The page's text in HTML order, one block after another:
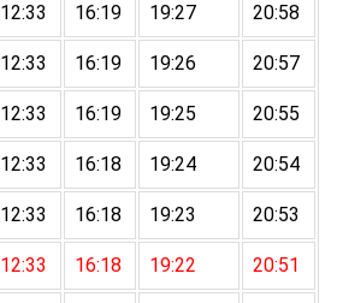
12:33 16:19 19:27 20:58
12:33 16:19 19:26 20:57
12:33 16:19 19:25 20:55
12:33 16:18 19:24 20:54
12:33 16:18 19:23 20:53
12:33 16:18 19:22 20:51